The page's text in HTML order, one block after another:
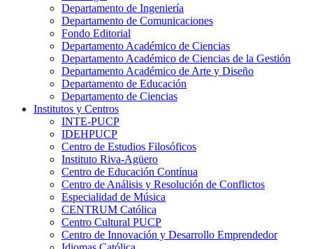
Departamento de Ingeniería
Departamento de Comunicaciones
Fondo Editorial
Departamento Académico de Ciencias
Departamento Académico de Ciencias de la Gestión
Departamento Académico de Arte y Diseño
Departamento de Educación
Departamento de Ciencias
Institutos y Centros
INTE-PUCP
IDEHPUCP
Centro de Estudios Filosóficos
Instituto Riva-Agüero
Centro de Educación Contínua
Centro de Análisis y Resolución de Conflictos
Especialidad de Música
CENTRUM Católica
Centro Cultural PUCP
Centro de Innovación y Desarrollo Emprendedor